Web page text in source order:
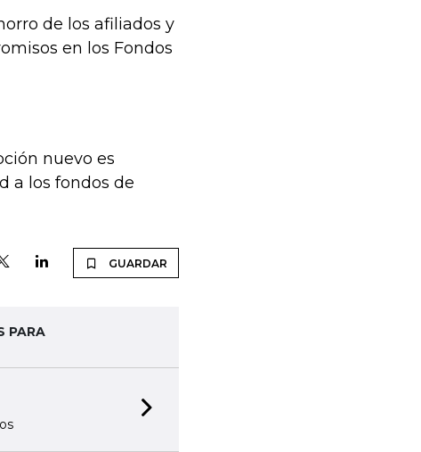
de los afiliados y
en los Fondos
nuevo es
a los fondos de
GUARDAR
PARA